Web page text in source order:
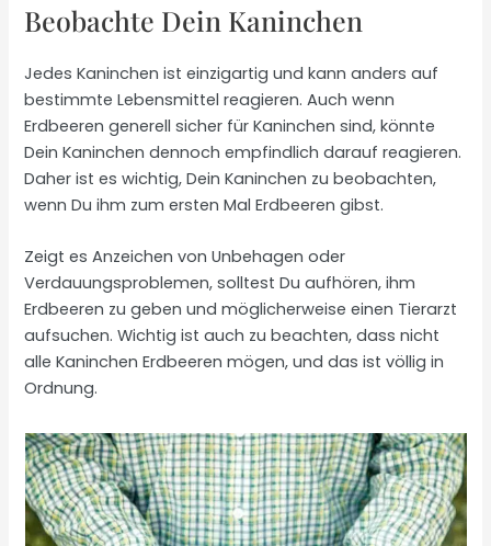
Beobachte Dein Kaninchen
Jedes Kaninchen ist einzigartig und kann anders auf
bestimmte Lebensmittel reagieren. Auch wenn
Erdbeeren generell sicher für Kaninchen sind, könnte
Dein Kaninchen dennoch empfindlich darauf reagieren.
Daher ist es wichtig, Dein Kaninchen zu beobachten,
wenn Du ihm zum ersten Mal Erdbeeren gibst.
Zeigt es Anzeichen von Unbehagen oder
Verdauungsproblemen, solltest Du aufhören, ihm
Erdbeeren zu geben und möglicherweise einen Tierarzt
aufsuchen. Wichtig ist auch zu beachten, dass nicht
alle Kaninchen Erdbeeren mögen, und das ist völlig in
Ordnung.